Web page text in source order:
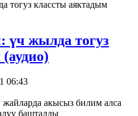
үч жылда тогуз
06:43